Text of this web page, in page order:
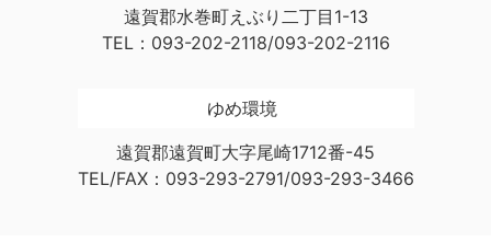
遠賀郡水巻町えぶり二丁目1-13
TEL：093-202-2118/093-202-2116
ゆめ環境
遠賀郡遠賀町大字尾崎1712番-45
TEL/FAX：093-293-2791/093-293-3466